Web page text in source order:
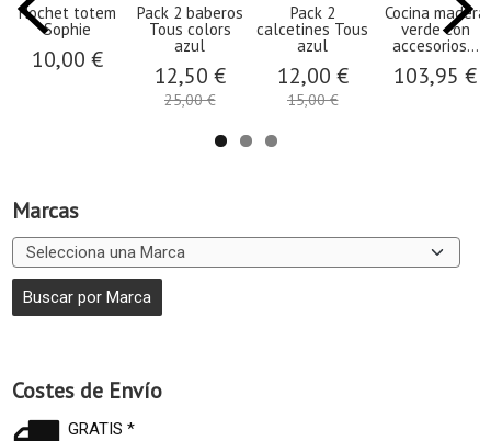
Marcas
Costes de Envío
GRATIS *
Hochet totem
Sophie
10,00 €
Pack 2 baberos
Tous colors
azul
12,50 €
25,00 €
Pack 2
calcetines Tous
azul
12,00 €
15,00 €
Cocina madera
verde con
accesorios...
103,95 €